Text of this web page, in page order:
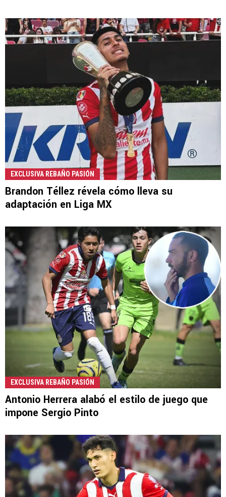
EXCLUSIVA REBAÑO PASIÓN
Brandon Téllez révela cómo lleva su
adaptación en Liga MX
EXCLUSIVA REBAÑO PASIÓN
Antonio Herrera alabó el estilo de juego que
impone Sergio Pinto